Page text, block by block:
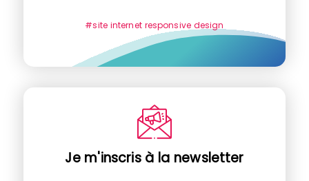
#site internet responsive design
Je m'inscris à la newsletter